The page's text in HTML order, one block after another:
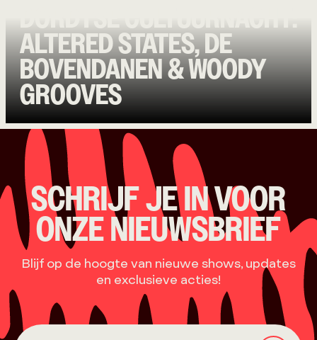
DORDTSE CULTUURNACHT:
ALTERED STATES, DE
BOVENDANEN & WOODY
GROOVES
SCHRIJF JE IN VOOR
ONZE NIEUWSBRIEF
Blijf op de hoogte van nieuwe shows, updates
en exclusieve acties!